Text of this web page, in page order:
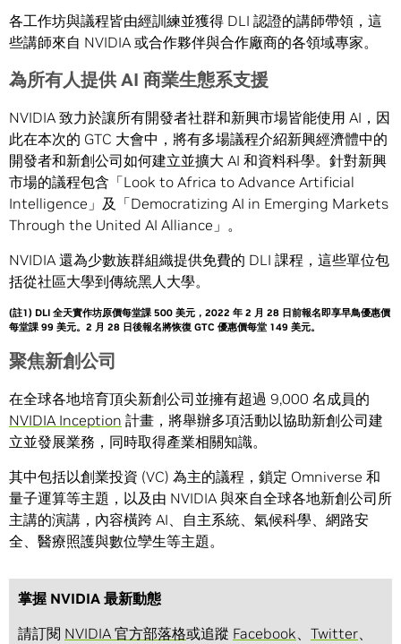
各工作坊與議程皆由經訓練並獲得 DLI 認證的講師帶領，這
些講師來自 NVIDIA 或合作夥伴與合作廠商的各領域專家。
為所有人提供AI 商業生態系支援
NVIDIA 致力於讓所有開發者社群和新興市場皆能使用 AI，因
此在本次的 GTC 大會中，將有多場議程介紹新興經濟體中的
開發者和新創公司如何建立並擴大 AI 和資料科學。針對新興
市場的議程包含「Look to Africa to Advance Artificial
Intelligence」及「Democratizing AI in Emerging Markets
Through the United AI Alliance」。
NVIDIA 還為少數族群組織提供免費的 DLI 課程，這些單位包
括從社區大學到傳統黑人大學。
(註1) DLI 全天實作坊原價每堂課 500 美元，2022 年 2 月 28 日前報名即享早鳥優惠價
每堂課 99 美元。2 月 28 日後報名將恢復 GTC 優惠價每堂 149 美元。
聚焦新創公司
在全球各地培育頂尖新創公司並擁有超過 9,000 名成員的
NVIDIA Inception 計畫，將舉辦多項活動以協助新創公司建
立並發展業務，同時取得產業相關知識。
其中包括以創業投資 (VC) 為主的議程，鎖定 Omniverse 和
量子運算等主題，以及由 NVIDIA 與來自全球各地新創公司所
主講的演講，內容橫跨 AI、自主系統、氣候科學、網路安
全、醫療照護與數位孿生等主題。
掌握 NVIDIA 最新動態
請訂閱 NVIDIA 官方部落格或追蹤 Facebook、 Twitter、